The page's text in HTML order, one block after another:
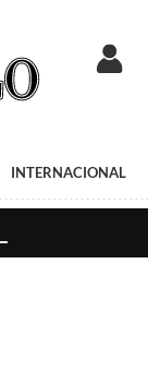
INTERNACIONAL